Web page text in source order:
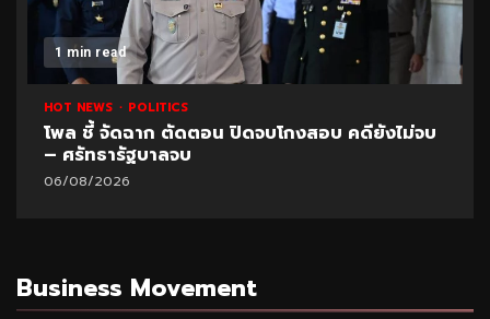
1 min read
HOT NEWS POLITICS
โพล ชี้ จัดฉาก ตัดตอน ปิดจบโกงสอบ คดียังไม่จบ
– ศรัทธารัฐบาลจบ
06/08/2026
Business Movement